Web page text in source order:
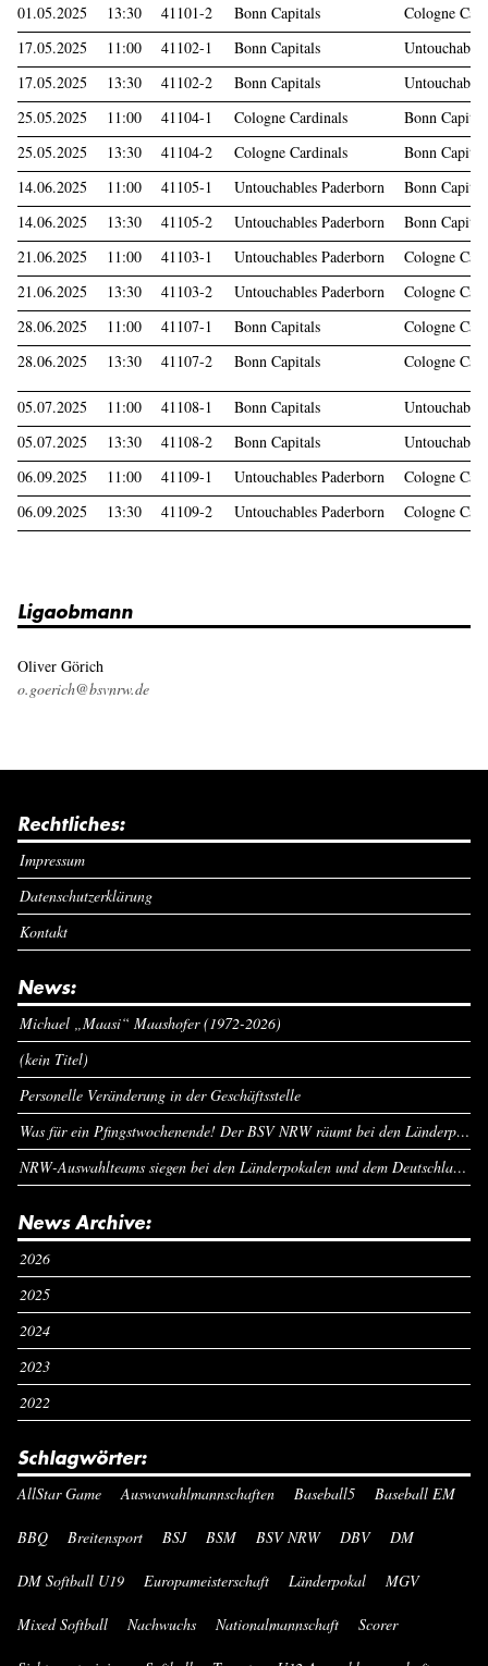
01.05.2025
13:30 41101-2 Bonn Capitals
Cologne
17.05.2025
11:00 41102-1 Bonn Capitals
17.05.2025
13:30 41102-2 Bonn Capitals
25.05.2025
11:00 41104-1 Cologne Cardinals
Bonn
25.05.2025
13:30 41104-2 Cologne Cardinals
Bonn
14.06.2025
11:00 41105-1 Untouchables Paderborn
Bonn
14.06.2025
13:30 41105-2 Untouchables Paderborn
Bonn
21.06.2025
11:00 41103-1 Untouchables Paderborn
Cologne
21.06.2025
13:30 41103-2 Untouchables Paderborn
Cologne
28.06.2025
11:00 41107-1 Bonn Capitals
Cologne
28.06.2025
13:30 41107-2 Bonn Capitals Cologne
05.07.2025 11:00 41108-1 Bonn Capitals
05.07.2025
13:30 41108-2 Bonn Capitals
06.09.2025
11:00 41109-1 Untouchables Paderborn
Cologne
06.09.2025
13:30 41109-2 Untouchables Paderborn Cologne
Ligaobmann
Oliver Görich
o.goerich@bsvnrw.de
Rechtliches:
Impressum
Datenschutzerklärung
Kontakt
News:
Michael „Maasi“ Maashofer (1972-2026)
(kein Titel)
Personelle Veränderung in der Geschäftsstelle
Was für ein Pfingstwochenende! Der BSV NRW räumt bei den Länderpokalen ab
NRW-Auswahlteams siegen bei den Länderpokalen und dem Deutschlandcup an Pfingsten
News Archive:
2026
2025
2024
2023
2022
Schlagwörter:
AllStar Game Auswawahlmannschaften Baseball5 Baseball EM
BBQ Breitensport BSJ BSM BSV NRW DBV DM
DM Softball U19 Europameisterschaft Länderpokal MGV
Mixed Softball Nachwuchs Nationalmannschaft Scorer